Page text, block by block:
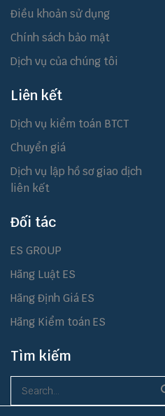
Điều khoản sử dụng
Chính sách bảo mật
Dịch vụ của chúng tôi
Liên kết
Dịch vụ kiểm toán BTCT
Chuyển giá
Dịch vụ lập hồ sơ giao dịch
liên kết
Đối tác
ES GROUP
Hãng Luật ES
Hãng Định Giá ES
Hãng Kiểm toán ES
Tìm kiếm